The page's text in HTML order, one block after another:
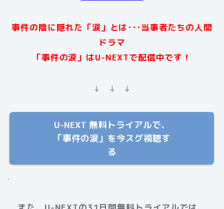
事件の陰に隠れた「涙」とは･･･当事者たちの人間
ドラマ
「事件の涙」はU-NEXTで配信中です！
↓ ↓ ↓
U-NEXT 無料トライアルで、
「事件の涙」を今スグ視聴す
る
.